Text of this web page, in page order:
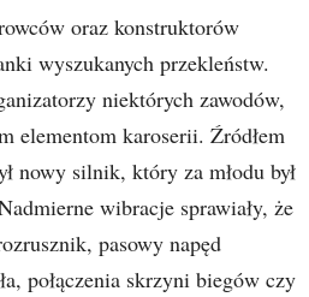
oraz konstruktorów
wyszukanych przekleństw.
niektórych zawodów,
elementom karoserii. Źródłem
nowy silnik, który za młodu był
wibracje sprawiały, że
pasowy napęd
połączenia skrzyni biegów czy